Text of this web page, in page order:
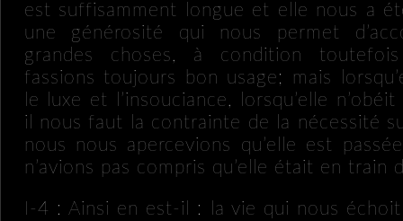
est suffisamment longue et elle nous a
une générosité qui nous permet
grandes choses, à condition
fassions toujours bon usage; mais
le luxe et l’insouciance, lorsqu’elle
il nous faut la contrainte de la nécessité
nous nous apercevions qu’elle est
n’avions pas compris qu’elle était en train
I-4 : Ainsi en est-il : la vie qui nous échoit